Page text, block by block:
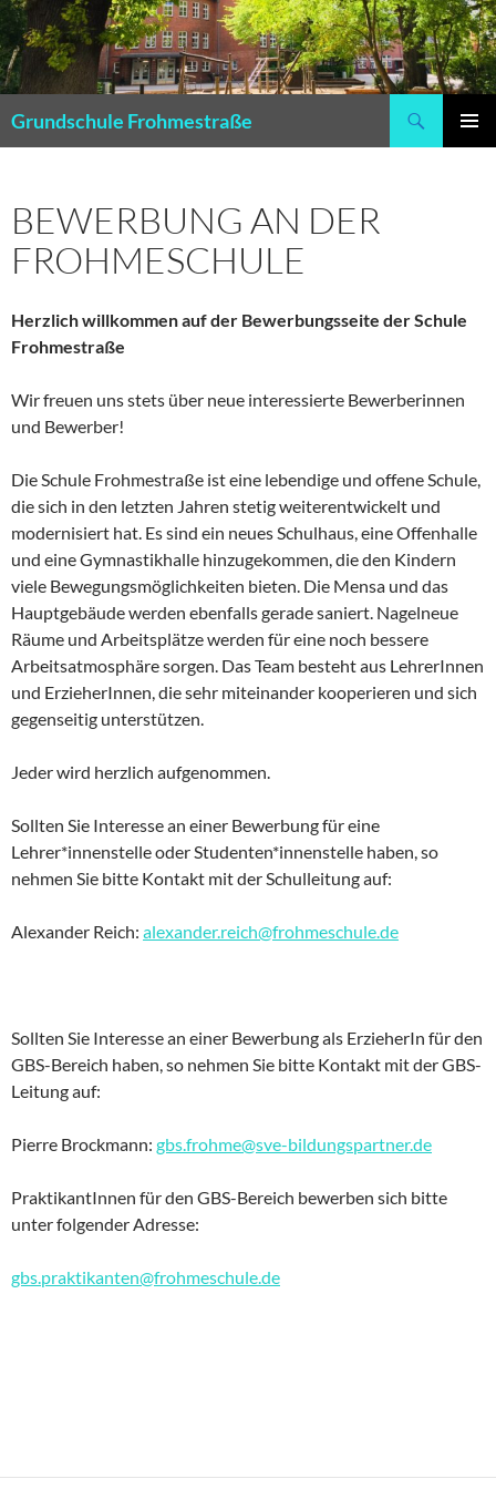
Zum
Inhalt
springen
Grundschule Frohmestraße
BEWERBUNG AN DER
FROHMESCHULE
Herzlich willkommen auf der Bewerbungsseite der Schule
Frohmestraße
Wir freuen uns stets über neue interessierte Bewerberinnen
und Bewerber!
Die Schule Frohmestraße ist eine lebendige und offene Schule,
die sich in den letzten Jahren stetig weiterentwickelt und
modernisiert hat. Es sind ein neues Schulhaus, eine Offenhalle
und eine Gymnastikhalle hinzugekommen, die den Kindern
viele Bewegungsmöglichkeiten bieten. Die Mensa und das
Hauptgebäude werden ebenfalls gerade saniert. Nagelneue
Räume und Arbeitsplätze werden für eine noch bessere
Arbeitsatmosphäre sorgen. Das Team besteht aus LehrerInnen
und ErzieherInnen, die sehr miteinander kooperieren und sich
gegenseitig unterstützen.
Jeder wird herzlich aufgenommen.
Sollten Sie Interesse an einer Bewerbung für eine
Lehrer*innenstelle oder Studenten*innenstelle haben, so
nehmen Sie bitte Kontakt mit der Schulleitung auf:
Alexander Reich: alexander.reich@frohmeschule.de
Sollten Sie Interesse an einer Bewerbung als ErzieherIn für den
GBS-Bereich haben, so nehmen Sie bitte Kontakt mit der GBS-
Leitung auf:
Pierre Brockmann: gbs.frohme@sve-bildungspartner.de
PraktikantInnen für den GBS-Bereich bewerben sich bitte
unter folgender Adresse:
gbs.praktikanten@frohmeschule.de